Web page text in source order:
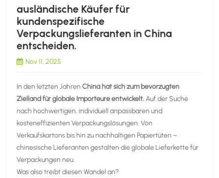
ausländische Käufer für
kundenspezifische
Verpackungslieferanten in China
entscheiden.
Nov 11, 2025
In den letzten JahrenChina hat sich zum bevorzugten
Zielland für globale Importeure entwickelt.Auf der Suche
nach hochwertigen, individuell anpassbaren und
kosteneffizienten Verpackungslösungen. Von
Verkaufskartons bis hin zu nachhaltigen Papiertüten –
chinesische Lieferanten gestalten die globale Lieferkette für
Verpackungen neu.
Was also treibt diesen Wandel an?